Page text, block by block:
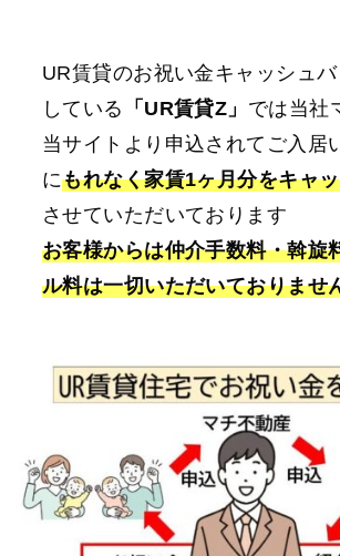
UR賃貸のお祝い金キャッシュ
している
「UR賃貸Z」 では当社
当サイトより申込されてご入居
にもれなく家賃1ヶ月分をキャ
させていただいております
お客様からは仲介手数料・斡旋
ル料は一切いただいておりませ